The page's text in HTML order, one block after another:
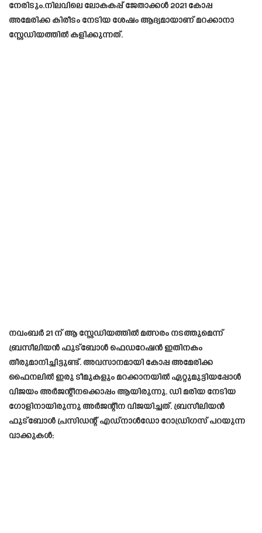
നേരിടും.നിലവിലെ ലോകകപ്പ് ജേതാക്കൾ 2021 കോപ്പ
അമേരിക്ക കിരീടം നേടിയ ശേഷം ആദ്യമായാണ് മറക്കാനാ
സ്റ്റേഡിയത്തിൽ കളിക്കുന്നത്.
നവംബർ 21 ന് ആ സ്റ്റേഡിയത്തിൽ മത്സരം നടത്തുമെന്ന്
ബ്രസീലിയൻ ഫുട്ബോൾ ഫെഡറേഷൻ ഇതിനകം
തീരുമാനിച്ചിട്ടുണ്ട്. അവസാനമായി കോപ്പ അമേരിക്ക
ഫൈനലിൽ ഇരു ടീമുകളും മറക്കാനയിൽ ഏറ്റുമുട്ടിയപ്പോൾ
വിജയം അർജന്റീനക്കൊപ്പം ആയിരുന്നു. ഡി മരിയ നേടിയ
ഗോളിനായിരുന്നു അർജന്റീന വിജയിച്ചത്. ബ്രസീലിയൻ
ഫുട്ബോൾ പ്രസിഡന്റ് എഡ്നാൾഡോ റോഡ്രിഗസ് പറയുന്ന
വാക്കുകൾ: